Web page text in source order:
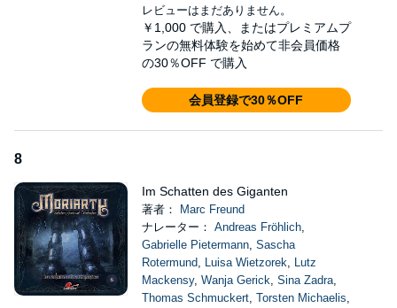
レビューはまだありません。
￥1,000 で購入、またはプレミアムプ
ランの無料体験を始めて非会員価格
の30％OFF で購入
会員登録で30％OFF
8
Im Schatten des Giganten
著者：
Marc Freund
ナレーター： Andreas Fröhlich,
Gabrielle Pietermann, Sascha
Rotermund, Luisa Wietzorek, Lutz
Mackensy, Wanja Gerick, Sina Zadra,
Thomas Schmuckert, Torsten Michaelis,